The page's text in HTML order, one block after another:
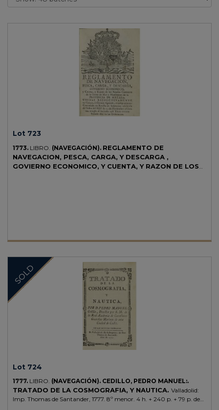
Lot 723
1773. LIBRO. (NAVEGACIÓN). REGLAMENTO DE
NAVEGACION, PESCA, CARGA, Y DESCARGA ,
GOVIERNO ECONOMICO, Y CUENTA, Y RAZON DE LOS
utilizan en esta Provincia (Palangre, Javega o Arte Real, Boliche,
los Puertos (Mataró, Tossa, Lloret, Blanes, Malgrat, Calella, Pineda,
Canet, Sant Pol, Arenys, Masnou, Alella, Tiana, Vilassar, Premià,
Caldas y Llavaneras). Se indican los santos bajo cuya protección se
encuentran, y las funciones y obligaciones del Cuerpo, o Gremio de
Mareantes. Palau 255180.
SOLD
Lot 724
1777. LIBRO. (NAVEGACIÓN). CEDILLO, PEDRO MANUEL:.
TRATADO DE LA COSMOGRAFIA, Y NAUTICA. Valladolid:
Imp. Thomas de Santander, 1777. 8º menor. 4 h. + 240 p. + 79 p. de